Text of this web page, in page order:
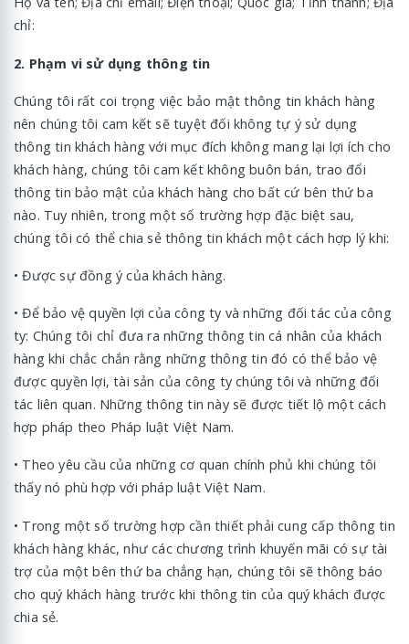
chỉ:
2. Phạm vi sử dụng thông tin
Chúng tôi rất coi trọng việc bảo mật thông tin khách hàng
nên chúng tôi cam kết sẽ tuyệt đối không tự ý sử dụng
thông tin khách hàng với mục đích không mang lại lợi ích cho
khách hàng, chúng tôi cam kết không buôn bán, trao đổi
thông tin bảo mật của khách hàng cho bất cứ bên thứ ba
nào. Tuy nhiên, trong một số trường hợp đặc biệt sau,
chúng tôi có thể chia sẻ thông tin khách một cách hợp lý khi:
• Được sự đồng ý của khách hàng.
• Để bảo vệ quyền lợi của công ty và những đối tác của công
ty: Chúng tôi chỉ đưa ra những thông tin cá nhân của khách
hàng khi chắc chắn rằng những thông tin đó có thể bảo vệ
được quyền lợi, tài sản của công ty chúng tôi và những đối
tác liên quan. Những thông tin này sẽ được tiết lộ một cách
hợp pháp theo Pháp luật Việt Nam.
• Theo yêu cầu của những cơ quan chính phủ khi chúng tôi
thấy nó phù hợp với pháp luật Việt Nam.
• Trong một số trường hợp cần thiết phải cung cấp thông tin
khách hàng khác, như các chương trình khuyến mãi có sự tài
trợ của một bên thứ ba chẳng hạn, chúng tôi sẽ thông báo
cho quý khách hàng trước khi thông tin của quý khách được
chia sẻ.